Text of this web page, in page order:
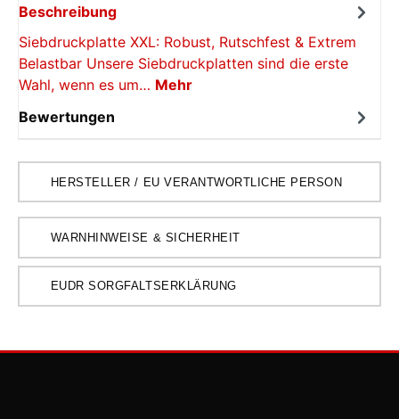
Beschreibung
Siebdruckplatte XXL: Robust, Rutschfest & Extrem
Belastbar Unsere Siebdruckplatten sind die erste
Wahl, wenn es um… Mehr
Bewertungen
HERSTELLER / EU VERANTWORTLICHE PERSON
WARNHINWEISE & SICHERHEIT
EUDR SORGFALTSERKLÄRUNG